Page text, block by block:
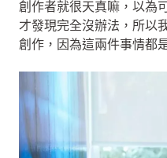
創作者就很天真嘛，以為
才發現完全沒辦法，所以
創作，因為這兩件事情都